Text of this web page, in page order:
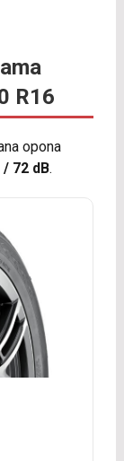
R16
opona
/ 72 dB.